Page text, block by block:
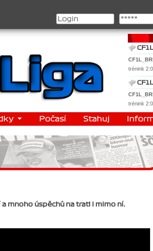
, 3. Jakub Chmelík , Pohár
trénink
trénink
Počasí Stahuj
mnoho úspěchů na trati i mimo ní.